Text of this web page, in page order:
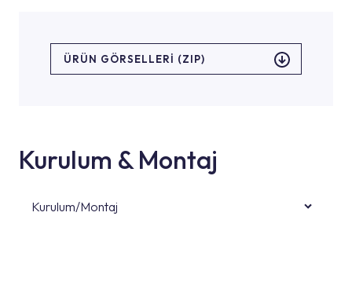
ÜRÜN GÖRSELLERI (ZIP)
Kurulum & Montaj
Kurulum/Montaj